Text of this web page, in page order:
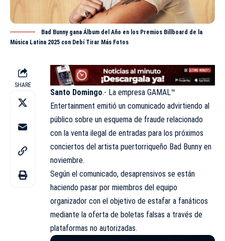
Bad Bunny gana Álbum del Año en los Premios Billboard de la
Música Latina 2025 con Debí Tirar Más Fotos
SHARE
Santo Domingo.- La empresa GAMAL™
Entertainment emitió un comunicado advirtiendo al
público sobre un esquema de fraude relacionado
con la venta ilegal de entradas para los próximos
conciertos del artista puertorriqueño Bad Bunny en
noviembre.
Según el comunicado, desaprensivos se están
haciendo pasar por miembros del equipo
organizador con el objetivo de estafar a fanáticos
mediante la oferta de boletas falsas a través de
plataformas no autorizadas.